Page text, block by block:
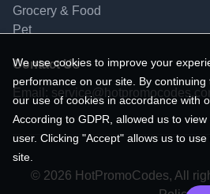
Grocery & Food
Pet
Contact Us
Email:
© 2026 HotPromoCodes, All
We use cookies to improve your
performance on our site. By
our use of cookies in accordance with
According to GDPR, allowed us to
user. Clicking "Accept" allows us to
site.